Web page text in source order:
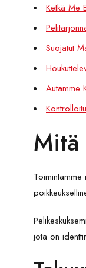
Ketkä Me
Suojatut
Autamme
Mitä
jota on